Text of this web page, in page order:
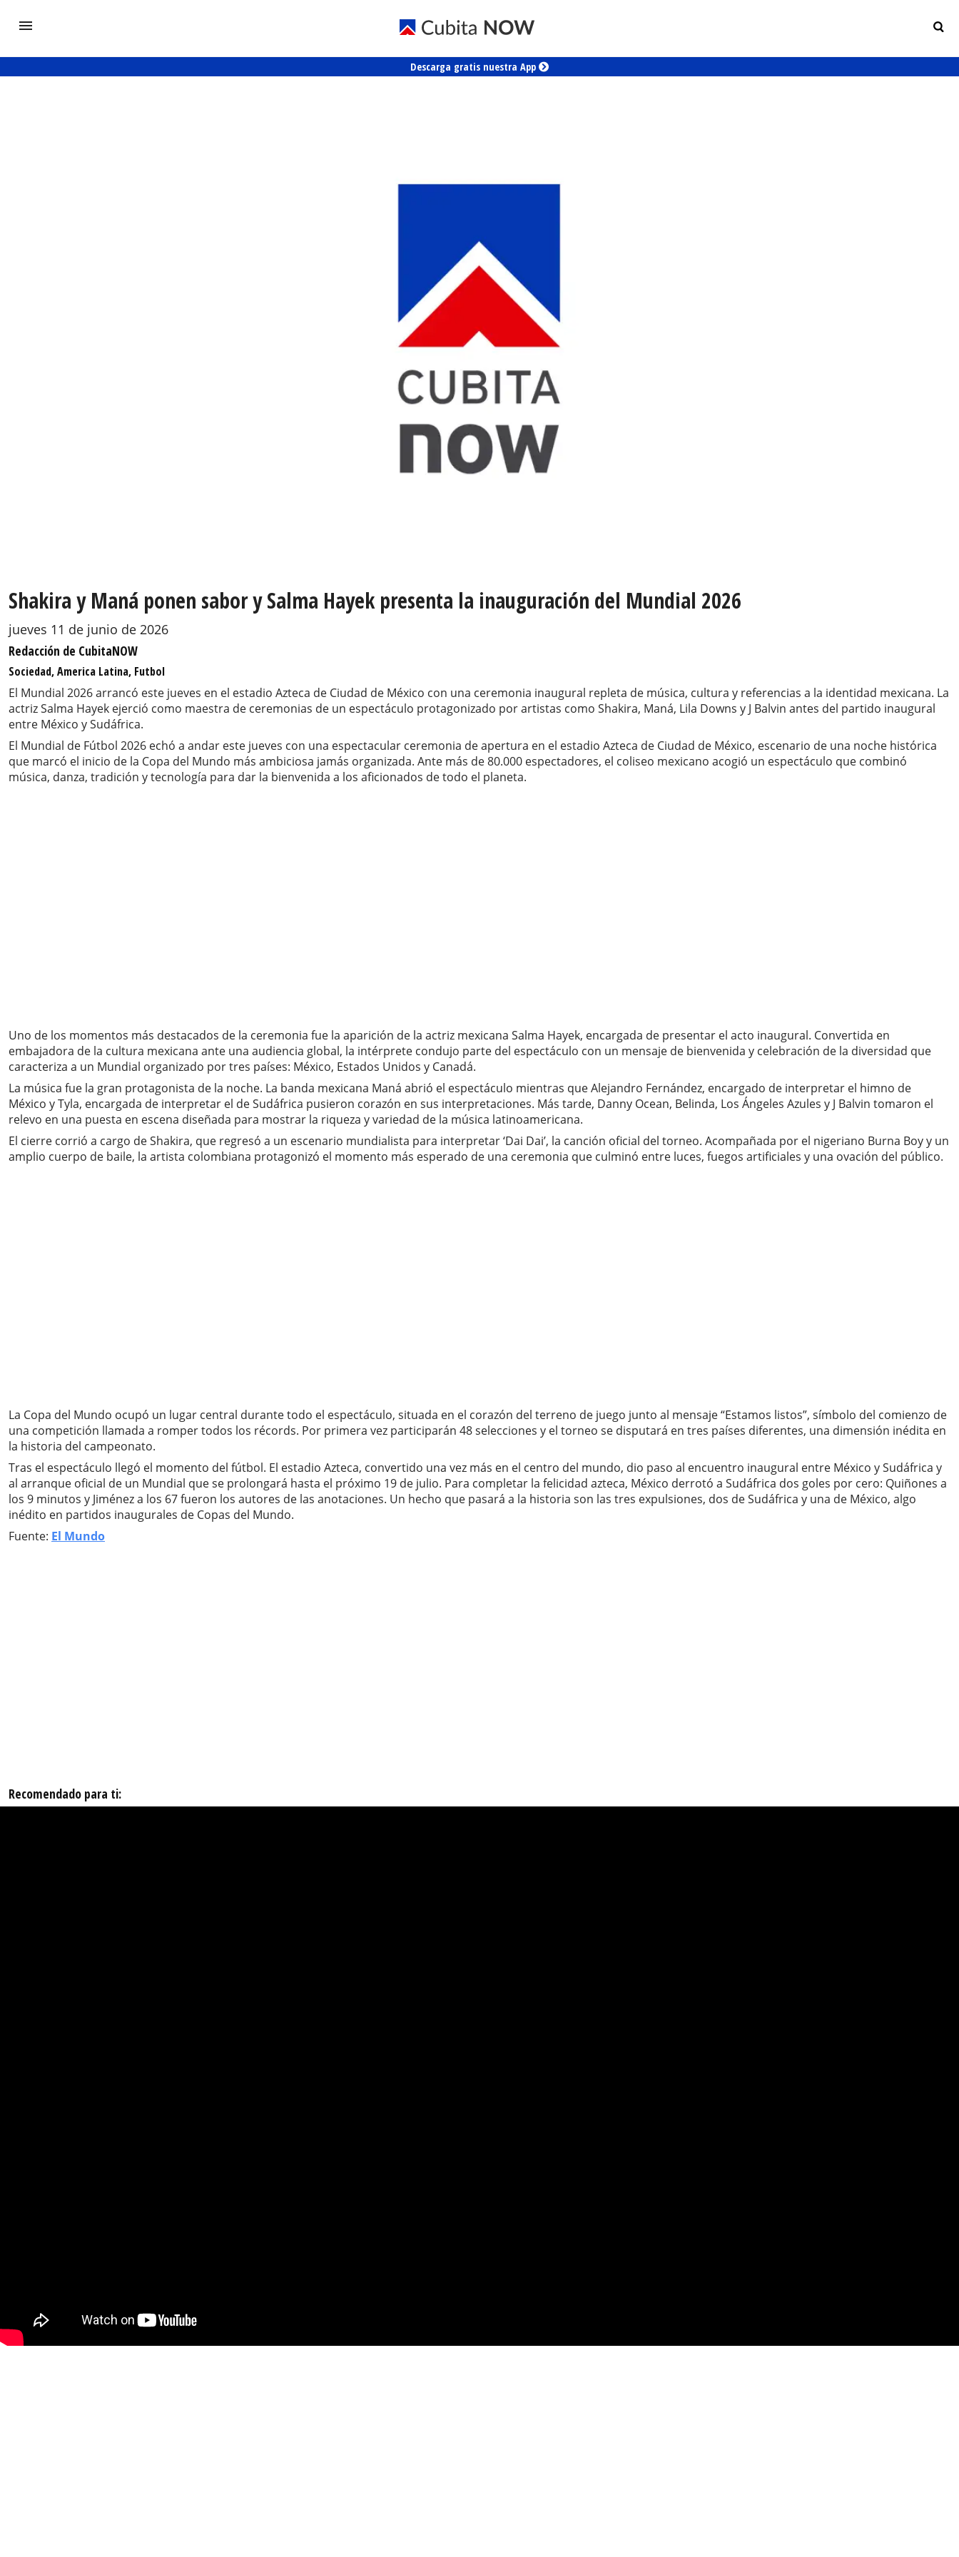
Descarga gratis nuestra App
Shakira y Maná ponen sabor y Salma Hayek presenta la inauguración del Mundial 2026
jueves 11 de junio de 2026
Redacción de CubitaNOW
Sociedad, America Latina, Futbol
El Mundial 2026 arrancó este jueves en el estadio Azteca de Ciudad de México con una ceremonia inaugural repleta de música, cultura y referencias a la identidad mexicana. La
actriz Salma Hayek ejerció como maestra de ceremonias de un espectáculo protagonizado por artistas como Shakira, Maná, Lila Downs y J Balvin antes del partido inaugural
entre México y Sudáfrica.
El Mundial de Fútbol 2026 echó a andar este jueves con una espectacular ceremonia de apertura en el estadio Azteca de Ciudad de México, escenario de una noche histórica
que marcó el inicio de la Copa del Mundo más ambiciosa jamás organizada. Ante más de 80.000 espectadores, el coliseo mexicano acogió un espectáculo que combinó
música, danza, tradición y tecnología para dar la bienvenida a los aficionados de todo el planeta.
Uno de los momentos más destacados de la ceremonia fue la aparición de la actriz mexicana Salma Hayek, encargada de presentar el acto inaugural. Convertida en
embajadora de la cultura mexicana ante una audiencia global, la intérprete condujo parte del espectáculo con un mensaje de bienvenida y celebración de la diversidad que
caracteriza a un Mundial organizado por tres países: México, Estados Unidos y Canadá.
La música fue la gran protagonista de la noche. La banda mexicana Maná abrió el espectáculo mientras que Alejandro Fernández, encargado de interpretar el himno de
México y Tyla, encargada de interpretar el de Sudáfrica pusieron corazón en sus interpretaciones. Más tarde, Danny Ocean, Belinda, Los Ángeles Azules y J Balvin tomaron el
relevo en una puesta en escena diseñada para mostrar la riqueza y variedad de la música latinoamericana.
El cierre corrió a cargo de Shakira, que regresó a un escenario mundialista para interpretar ‘Dai Dai’, la canción oficial del torneo. Acompañada por el nigeriano Burna Boy y un
amplio cuerpo de baile, la artista colombiana protagonizó el momento más esperado de una ceremonia que culminó entre luces, fuegos artificiales y una ovación del público.
La Copa del Mundo ocupó un lugar central durante todo el espectáculo, situada en el corazón del terreno de juego junto al mensaje “Estamos listos”, símbolo del comienzo de
una competición llamada a romper todos los récords. Por primera vez participarán 48 selecciones y el torneo se disputará en tres países diferentes, una dimensión inédita en
la historia del campeonato.
Tras el espectáculo llegó el momento del fútbol. El estadio Azteca, convertido una vez más en el centro del mundo, dio paso al encuentro inaugural entre México y Sudáfrica y
al arranque oficial de un Mundial que se prolongará hasta el próximo 19 de julio. Para completar la felicidad azteca, México derrotó a Sudáfrica dos goles por cero: Quiñones a
los 9 minutos y Jiménez a los 67 fueron los autores de las anotaciones. Un hecho que pasará a la historia son las tres expulsiones, dos de Sudáfrica y una de México, algo
inédito en partidos inaugurales de Copas del Mundo.
Fuente: El Mundo
Recomendado para ti: